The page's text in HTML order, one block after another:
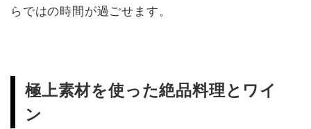
らではの時間が過ごせます。
極上素材を使った絶品料理とワイ
ン